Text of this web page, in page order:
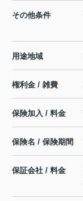
その他条件
用途地域
権利金 / 雑費
保険加入 / 料金
保険名 / 保険期間
保証会社 / 料金